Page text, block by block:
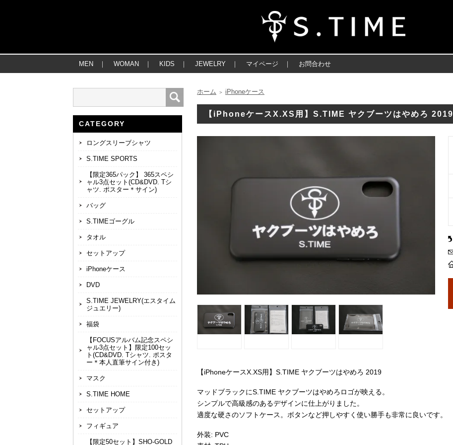
MEN ｜ WOMAN ｜ KIDS ｜ JEWELRY ｜ マイページ ｜ お問合わせ
CATEGORY
ロングスリーブシャツ
S.TIME SPORTS
【限定365パック】 365スペシ
ャル3点セット(CD&DVD. Tシ
ャツ. ポスター＊サイン)
バッグ
S.TIMEゴーグル
タオル
セットアップ
iPhoneケース
DVD
S.TIME JEWELRY(エスタイム
ジュエリー)
福袋
【FOCUSアルバム記念スペシ
ャル3点セット】限定100セッ
ト(CD&DVD. Tシャツ. ポスタ
ー＊本人直筆サイン付き)
マスク
S.TIME HOME
セットアップ
フィギュア
【限定50セット】SHO-GOLD
ホーム ＞ iPhoneケース
【iPhoneケースX.XS用】S.TIME ヤクブーツはやめろ 2019
【iPhoneケースX.XS用】S.TIME ヤクブーツはやめろ 2019
マッドブラックにS.TIME ヤクブーツはやめろロゴが映える。
シンプルで高級感のあるデザインに仕上がりました。
適度な硬さのソフトケース。ボタンなど押しやすく使い勝手も非常に良いです。
外装: PVC